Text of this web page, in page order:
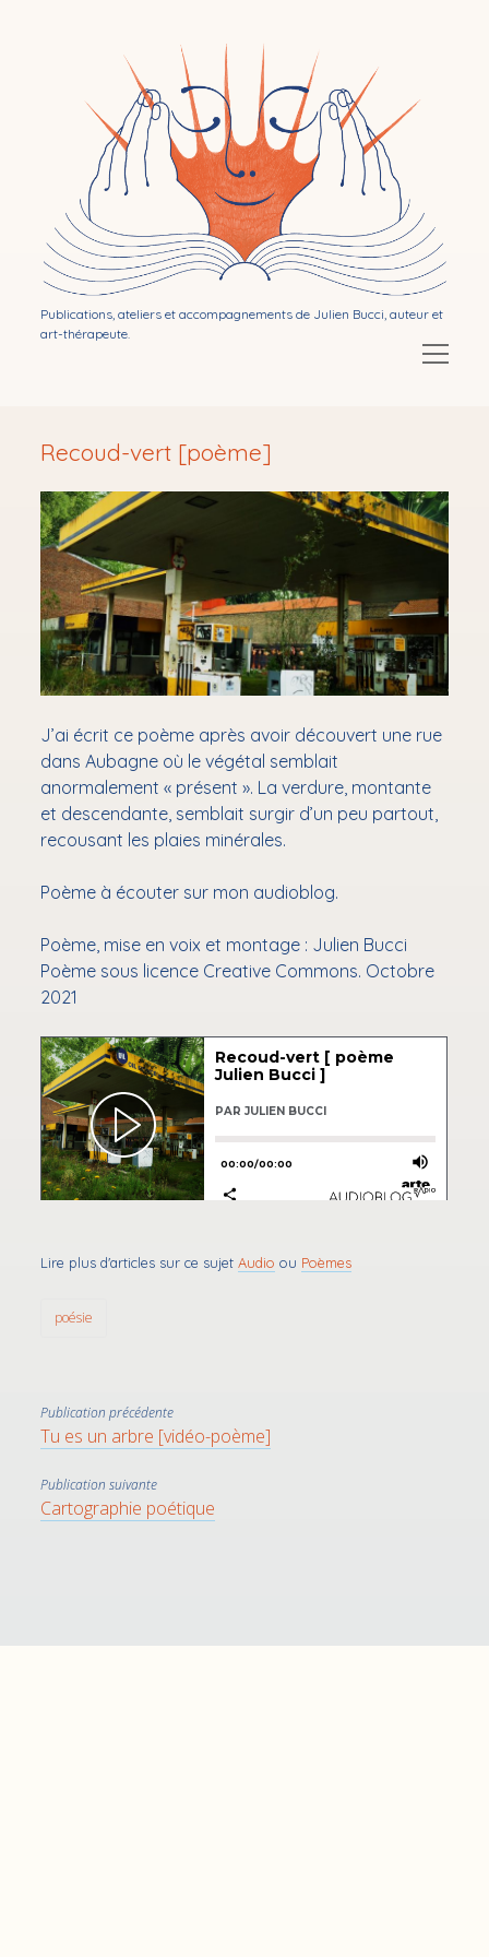
Bibliothérapie
Publications, ateliers et accompagnements de Julien Bucci, auteur et
art-thérapeute.
Ouvrir
le
menu
Publications
Ouvrir
Performances
Ouvrir
le
Ateliers & résidences
le
menu
Bibliothérapie
Ouvrir
le
menu
Mon audioblog
✉ Newsletter
Contact
podcast
Recoud-vert [poème]
J’ai écrit ce poème après avoir découvert une rue
dans Aubagne où le végétal semblait
anormalement « présent ». La verdure, montante
et descendante, semblait surgir d’un peu partout,
recousant les plaies minérales.
Poème à écouter sur mon audioblog.
Poème, mise en voix et montage : Julien Bucci
Poème sous licence Creative Commons. Octobre
2021
Lire plus d'articles sur ce sujet Audio ou Poèmes
poésie
Publication précédente
Tu es un arbre [vidéo-poème]
Publication suivante
Cartographie poétique